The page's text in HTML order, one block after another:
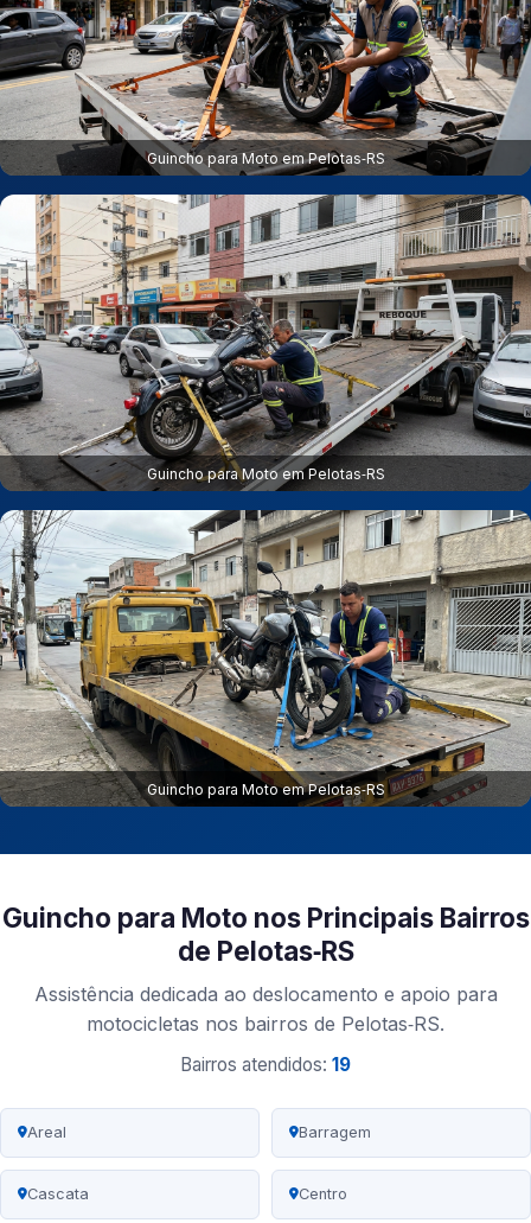
Guincho para Moto em Pelotas‑RS
Guincho para Moto em Pelotas‑RS
Guincho para Moto em Pelotas‑RS
Guincho para Moto nos Principais Bairros
de Pelotas‑RS
Assistência dedicada ao deslocamento e apoio para
motocicletas nos bairros de Pelotas‑RS.
Bairros atendidos: 19
Areal Barragem
Cascata Centro